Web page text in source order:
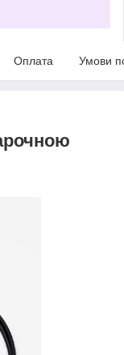
Оплата Умови